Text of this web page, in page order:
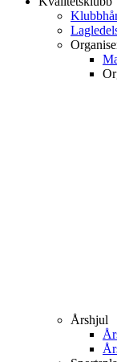
Årshjul